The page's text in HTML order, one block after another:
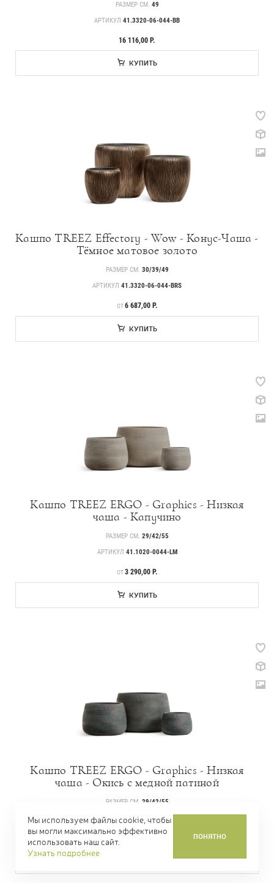
РАЗМЕР СМ. 49
АРТИКУЛ 41.3320-06-044-BB
16 116,00 Р.
КУПИТЬ
Кашпо TREEZ Effectory - Wow - Конус-Чаша -
Тёмное матовое золото
РАЗМЕР СМ. 30/39/49
АРТИКУЛ 41.3320-06-044-BRS
ЦЕНА
ОТ6 687,00 Р.
КУПИТЬ
Кашпо TREEZ ERGO - Graphics - Низкая
чаша - Капучино
РАЗМЕР СМ. 29/42/55
АРТИКУЛ 41.1020-0044-LM
ЦЕНА
ОТ3 290,00 Р.
КУПИТЬ
Кашпо TREEZ ERGO - Graphics - Низкая
чаша - Окись с медной патиной
РАЗМЕР СМ. 29/42/55
АРТИКУЛ41.1020-0044-GG
ЦЕНА3 290,00 Р.
Мы используем файлы cookie, чтобы
вы могли максимально эффективно
использовать наш сайт.
Узнать подробнее
ПОНЯТНО